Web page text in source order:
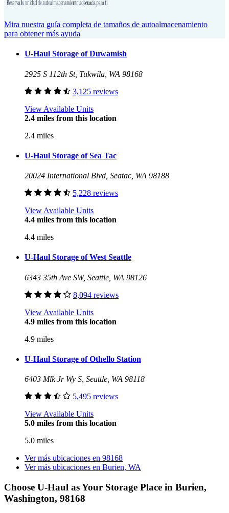
Mira nuestra guía completa de tamaños de autoalmacenamiento
para obtener más ayuda
U-Haul Storage of Duwamish
2925 S 112th St, Tukwila, WA 98168
3,125 reviews
View Available Units
2.4 miles from this location
2.4 miles
U-Haul Storage of Sea Tac
20024 International Blvd, Seatac, WA 98188
5,228 reviews
View Available Units
4.4 miles from this location
4.4 miles
U-Haul Storage of West Seattle
6343 35th Ave SW, Seattle, WA 98126
8,094 reviews
View Available Units
4.9 miles from this location
4.9 miles
U-Haul Storage of Othello Station
6403 Mlk Jr Wy S, Seattle, WA 98118
5,495 reviews
View Available Units
5.0 miles from this location
5.0 miles
Ver más ubicaciones en 98168
Ver más ubicaciones en Burien, WA
Choose U-Haul as Your Storage Place in Burien,
Washington, 98168